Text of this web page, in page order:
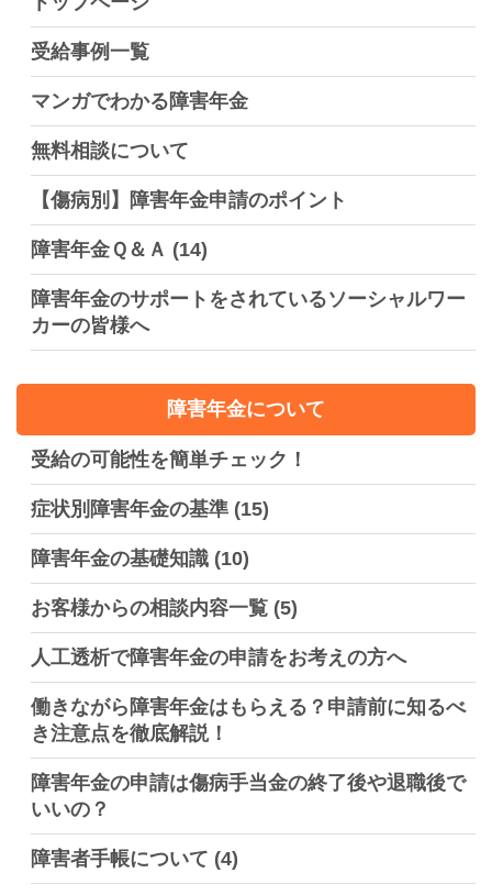
受給事例一覧
マンガでわかる障害年金
無料相談について
【傷病別】障害年金申請のポイント
障害年金Ｑ＆Ａ (14)
障害年金のサポートをされているソーシャルワー
カーの皆様へ
障害年金について
受給の可能性を簡単チェック！
症状別障害年金の基準 (15)
障害年金の基礎知識 (10)
お客様からの相談内容一覧 (5)
人工透析で障害年金の申請をお考えの方へ
働きながら障害年金はもらえる？申請前に知るべ
き注意点を徹底解説！
障害年金の申請は傷病手当金の終了後や退職後で
いいの？
障害者手帳について (4)